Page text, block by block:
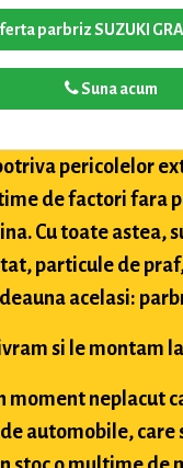
parbriz SUZUKI
Suna acum
pericolelor
de factori
Cu toate astea,
particule de
acelasi:
si le montam
neplacut
automobile,